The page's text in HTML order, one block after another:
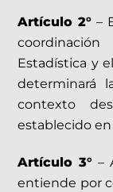
Artículo 2° –
Estadística y
determinará
contexto
establecido
Artículo 3° –
entiende por